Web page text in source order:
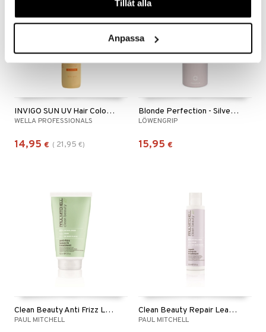
Tillåt alla
Anpassa
INVIGO SUN UV Hair Color Protection Spray
WELLA PROFESSIONALS
14,95 € ( 21,95 €)
Blonde Perfection - Silver Leave-In Treatment
LÖWENGRIP
15,95 €
Clean Beauty Anti Frizz Leave In Treatment
PAUL MITCHELL
Clean Beauty Repair Leave In Treatment
PAUL MITCHELL